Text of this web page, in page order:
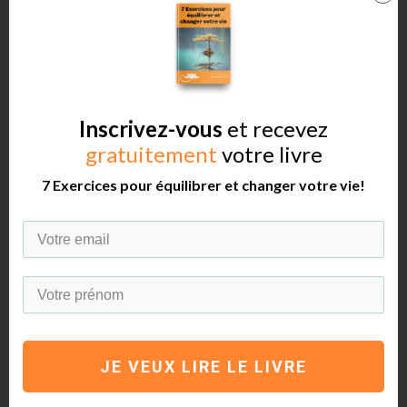
comprendre que mémoire et concentration sont très
Vous pourrez lire 50 fois le même texte, si en même
temps vous pensez à ce qui va se passez dans le
prochain épisode de Game of trones, c’est mort !
Faites attention
Pour se souvenir, il faut
très utile.
Il peut être également intéressant deméditer
régulièrement. Si vous n’en avez jamais fait, c’est le
Inscrivez-vous et recevez
gratuitement votre livre
7 Exercices pour équilibrer et changer votre vie!
JE VEUX LIRE LE LIVRE